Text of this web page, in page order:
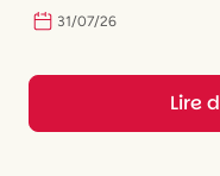
31/07/26
Lire